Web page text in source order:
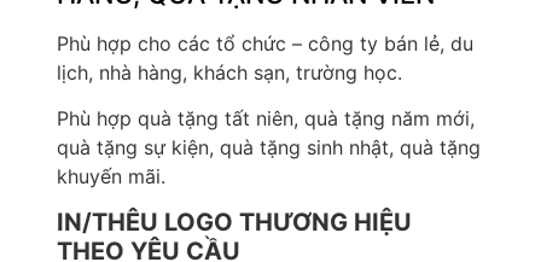
Phù hợp cho các tổ chức – công ty bán lẻ, du
lịch, nhà hàng, khách sạn, trường học.
Phù hợp quà tặng tất niên, quà tặng năm mới,
quà tặng sự kiện, quà tặng sinh nhật, quà tặng
khuyến mãi.
IN/THÊU LOGO THƯƠNG HIỆU
THEO YÊU CẦU